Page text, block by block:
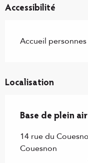
Accessibilité
Accueil
Localisation
Base de plein
14 rue du
Couesnon